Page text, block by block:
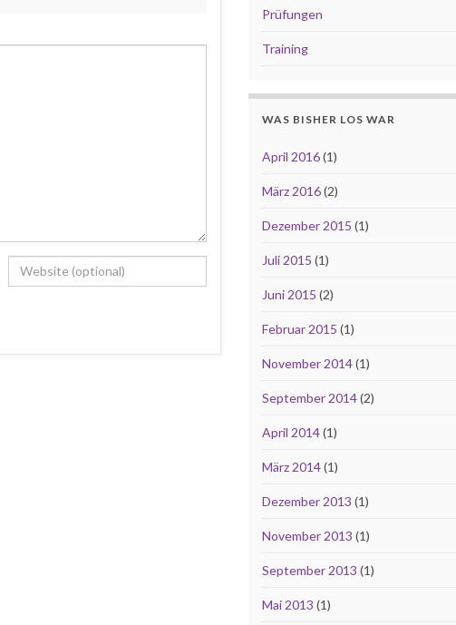
Prüfungen
Training
WAS BISHER LOS WAR
April 2016(1)
März 2016(2)
Dezember 2015 (1)
Juli 2015 (1)
Juni 2015 (2)
Februar 2015 (1)
November 2014(1)
September 2014(2)
April 2014(1)
März 2014(1)
Dezember 2013 (1)
November 2013 (1)
September 2013 (1)
Mai 2013 (1)